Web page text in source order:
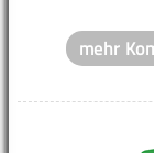
mehr